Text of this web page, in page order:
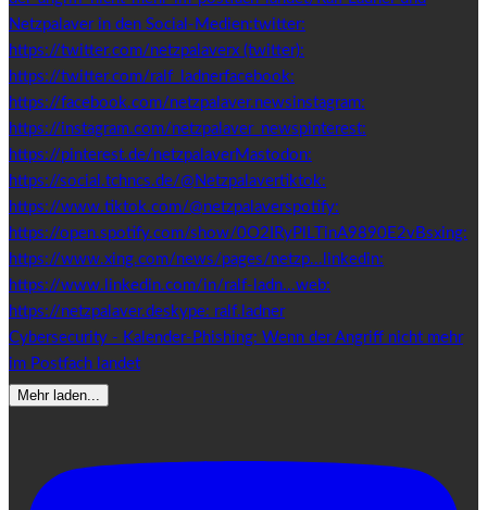
Cybersecurity - Kalender-Phishing: Wenn der Angriff nicht mehr
im Postfach landet
Mehr laden...